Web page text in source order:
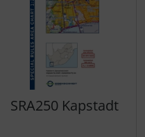
SRA250 Kapstadt